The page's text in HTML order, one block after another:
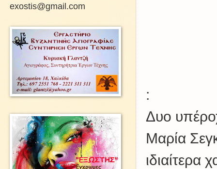
:
Δυο
Μαρία
ιδιαίτερα
exostis@gmail.com